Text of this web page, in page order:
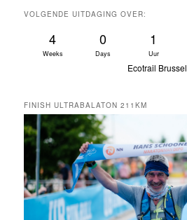
VOLGENDE UITDAGING OVER:
4
Weeks
0
Days
1
Uur
Ecotrail Brussel
FINISH ULTRABALATON 211KM